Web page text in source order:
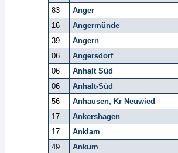
83
Anger
16
Angermünde
39
Angern
06
Angersdorf
06
Anhalt Süd
06
Anhalt-Süd
56
Anhausen, Kr Neuwied
17
Ankershagen
17
Anklam
49
Ankum